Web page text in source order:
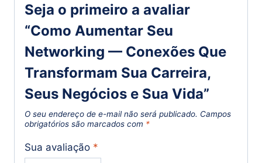
Seja o primeiro a avaliar
“Como Aumentar Seu
Networking — Conexões Que
Transformam Sua Carreira,
Seus Negócios e Sua Vida”
O seu endereço de e-mail não será publicado. Campos
obrigatórios são marcados com *
Sua avaliação *